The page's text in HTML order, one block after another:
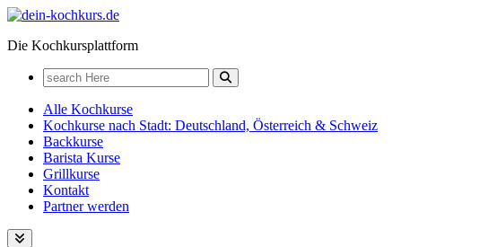
Zum
springen
Die Kochkursplattform
Search
for:
Alle Kochkurse
Kochkurse nach Stadt: Deutschland, Österreich & Schweiz
Backkurse
Barista Kurse
Grillkurse
Kontakt
Partner werden